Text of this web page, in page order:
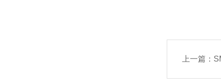
上一篇：